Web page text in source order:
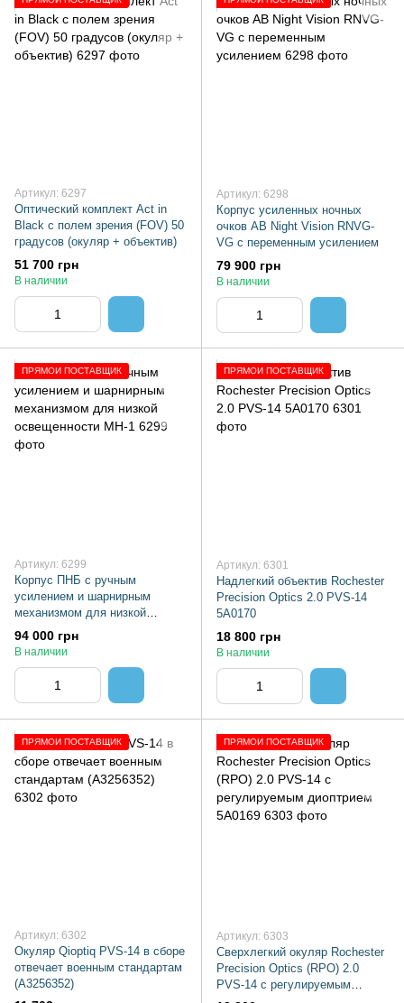
Артикул: 6297
Оптический комплект Act in
Black с полем зрения (FOV) 50
градусов (окуляр + объектив)
51 700 грн
В наличии
Артикул: 6298
Корпус усиленных ночных
очков AB Night Vision RNVG-
VG с переменным усилением
79 900 грн
В наличии
ПРЯМОЙ ПОСТАВЩИК
Артикул: 6299
Корпус ПНБ с ручным
усилением и шарнирным
механизмом для низкой
освещенности MH-1
94 000 грн
В наличии
ПРЯМОЙ ПОСТАВЩИК
Артикул: 6301
Надлегкий объектив Rochester
Precision Optics 2.0 PVS-14
5A0170
18 800 грн
В наличии
ПРЯМОЙ ПОСТАВЩИК
Артикул: 6302
Окуляр Qioptiq PVS-14 в сборе
отвечает военным стандартам
(A3256352)
ПРЯМОЙ ПОСТАВЩИК
Артикул: 6303
Сверхлегкий окуляр Rochester
Precision Optics (RPO) 2.0
PVS-14 с регулируемым